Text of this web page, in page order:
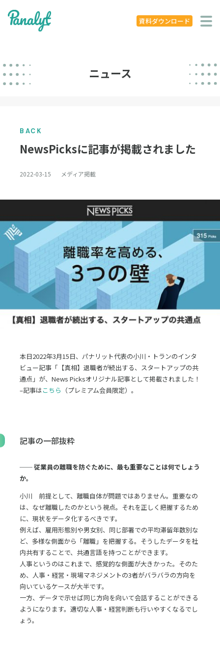
資料ダウンロード
システム特徴
ニュース
採用
お問合せ
English
ログイン
資料ダウンロード
ニュース
BACK
NewsPicksに記事が掲載されました
2022-03-15 メディア掲載
本日2022年3月15日、パナリット代表の小川・トランのインタ
ビュー記事「【真相】退職者が続出する、スタートアップの共
通点」が、News Picksオリジナル記事として掲載されました！
–記事はこちら （プレミアム会員限定）。
記事の一部抜粋
── 従業員の離職を防ぐために、最も重要なことは何でしょう
か。
小川 前提として、離職自体が問題ではありません。重要なの
は、なぜ離職したのかという視点。それを正しく把握するため
に、現状をデータ化するべきです。
例えば、雇用形態別や男女別、同じ部署での平均滞留年数別な
ど、多様な側面から「離職」を把握する。そうしたデータを社
内共有することで、共通言語を持つことができます。
人事というのはこれまで、感覚的な側面が大きかった。そのた
め、人事・経営・現場マネジメントの3者がバラバラの方向を
向いているケースが大半です。
一方、データで示せば同じ方向を向いて会話することができる
ようになります。適切な人事・経営判断も行いやすくなるでし
ょう。